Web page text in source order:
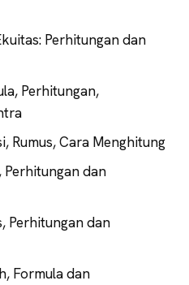
Perhitungan dan
Perhitungan,
Rumus, Cara Menghitung
Perhitungan dan
Perhitungan dan
Formula dan